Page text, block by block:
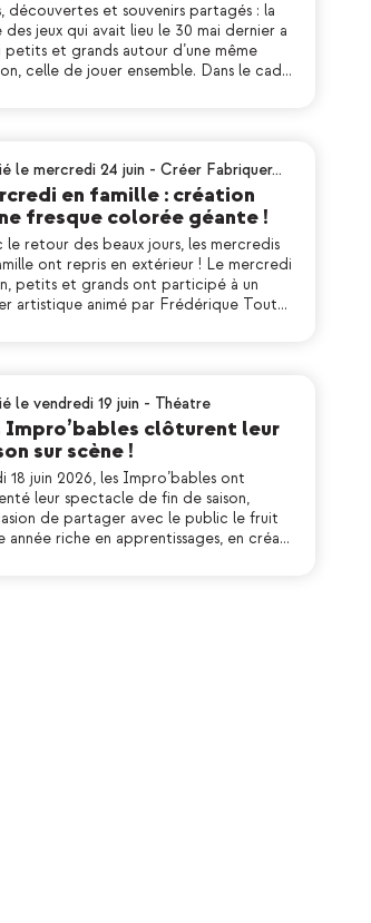
découvertes et souvenirs partagés : la
des jeux qui avait lieu le 30 mai dernier a
petits et grands autour d’une même
celle de jouer ensemble. Dans le cad…
le mercredi 24 juin - Créer Fabriquer…
en famille : création
fresque colorée géante !
le retour des beaux jours, les mercredis
ont repris en extérieur ! Le mercredi
petits et grands ont participé à un
artistique animé par Frédérique Tout…
le vendredi 19 juin - Théatre
Impro’bables clôturent leur
sur scène !
18 juin 2026, les Impro’bables ont
leur spectacle de fin de saison,
de partager avec le public le fruit
année riche en apprentissages, en créa…